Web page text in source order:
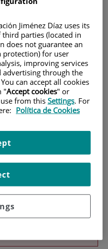
al usuario
Jiménez Díaz uses its
parties (located in
does not guarantee an
protection) for user
improving services
advertising through the
can accept all cookies
"Accept cookies" or
from thisSettings. For
Política de Cookies